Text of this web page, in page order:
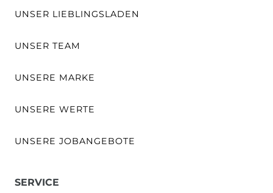
UNSER LIEBLINGSLADEN
UNSER TEAM
UNSERE MARKE
UNSERE WERTE
UNSERE JOBANGEBOTE
SERVICE